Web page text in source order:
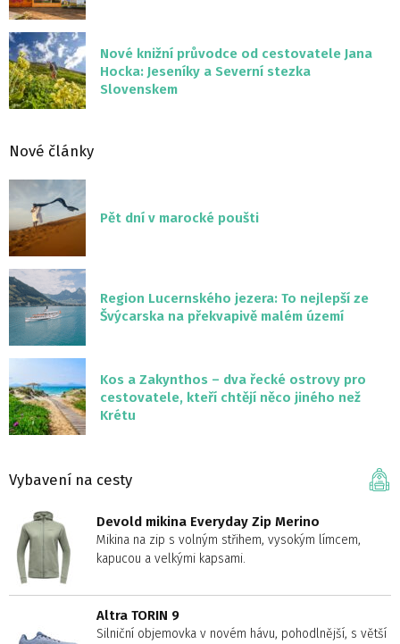
Nové knižní průvodce od cestovatele Jana
Hocka: Jeseníky a Severní stezka
Slovenskem
Nové články
Pět dní v marocké poušti
Region Lucernského jezera: To nejlepší ze
Švýcarska na překvapivě malém území
Kos a Zakynthos – dva řecké ostrovy pro
cestovatele, kteří chtějí něco jiného než
Krétu
Vybavení na cesty
Devold mikina Everyday Zip Merino
Mikina na zip s volným střihem, vysokým límcem,
kapucou a velkými kapsami.
Altra TORIN 9
Silniční objemovka v novém hávu, pohodlnější, s větší